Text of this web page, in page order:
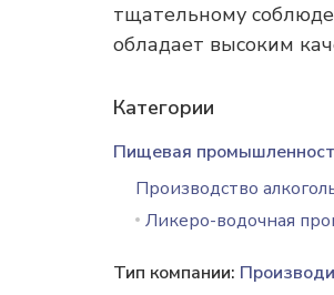
тщательному
обладает высоким
Категории
Пищевая
Производство
Ликеро-водочная
Тип компании: